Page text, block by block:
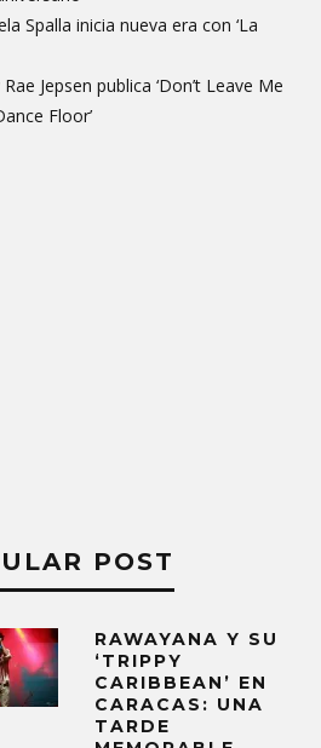
Spalla inicia nueva era con ‘La
Jepsen publica ‘Don’t Leave Me
Floor’
POST
RAWAYANA Y SU
‘TRIPPY
CARIBBEAN’ EN
CARACAS: UNA
TARDE